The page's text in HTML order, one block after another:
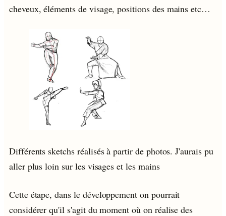
cheveux, éléments de visage, positions des mains etc…
Différents sketchs réalisés à partir de photos. J'aurais pu
aller plus loin sur les visages et les mains
Cette étape, dans le développement on pourrait
considérer qu'il s'agit du moment où on réalise des